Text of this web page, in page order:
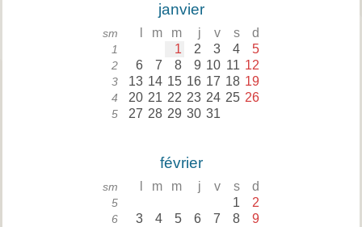
janvier
sm m m j v s d
1 1 2 3 4 5
2 6 7 8 9 10 11 12
3 13 14 15 16 17 18 19
4 20 21 22 23 24 25 26
5 27 28 29 30 31
février
sm m m j v s d
5 1 2
6 3 4 5 6 7 8 9